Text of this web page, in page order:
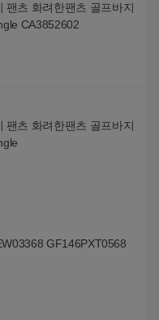
팬츠 화려한팬츠 골프바지
CA3852602
팬츠 화려한팬츠 골프바지
GF146PXT0568